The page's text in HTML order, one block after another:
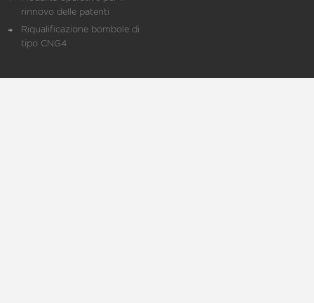
rinnovo delle patenti
Riqualificazione bombole di
tipo CNG4